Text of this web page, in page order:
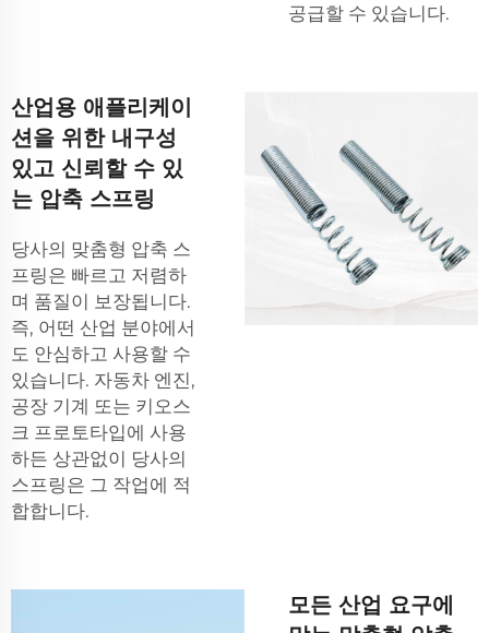
공급할 수 있습니다.
산업용 애플리케이
션을 위한 내구성
있고 신뢰할 수 있
는 압축 스프링
당사의 맞춤형 압축 스
프링은 빠르고 저렴하
며 품질이 보장됩니다.
즉, 어떤 산업 분야에서
도 안심하고 사용할 수
있습니다. 자동차 엔진,
공장 기계 또는 키오스
크 프로토타입에 사용
하든 상관없이 당사의
스프링은 그 작업에 적
합합니다.
모든 산업 요구에